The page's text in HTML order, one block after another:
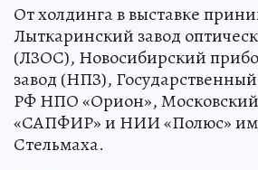
От холдинга в выставке
Лыткаринский завод
(ЛЗОС), Новосибирский
завод (НПЗ),
РФ НПО «Орион», Московский
«САПФИР» и НИИ «Полюс»
Стельмаха.